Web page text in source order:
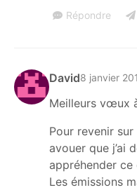
Répondre
David8 janvier
Meilleurs vœux
Pour revenir
avouer que j’ai
appréhender ce
Les émissions